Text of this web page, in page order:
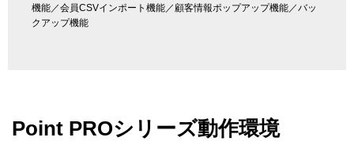
機能／会員CSVインポート機能／顧客情報ポップアップ機能／バッ
クアップ機能
Point PROシリーズ動作環境